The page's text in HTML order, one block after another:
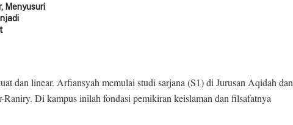
Menyusuri
dan linear. Arfiansyah memulai studi sarjana (S1) di Jurusan Aqidah dan
Di kampus inilah fondasi pemikiran keislaman dan filsafatnya